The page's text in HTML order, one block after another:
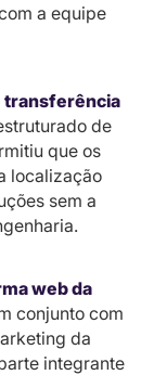
a equipe
transferência
de
que os
localização
sem a
web da
conjunto com
da
integrante